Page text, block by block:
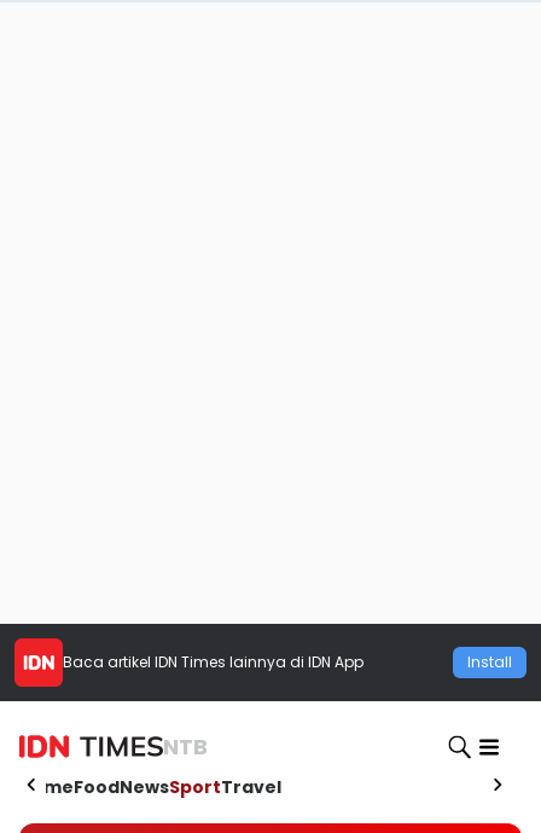
Baca artikel IDN Times lainnya di IDN App Install
NTB
HomeFoodNewsSportTravel